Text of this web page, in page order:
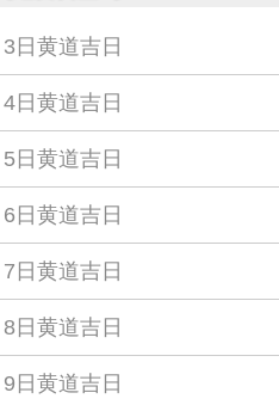
日黄道吉日
日黄道吉日
日黄道吉日
日黄道吉日
日黄道吉日
日黄道吉日
日黄道吉日